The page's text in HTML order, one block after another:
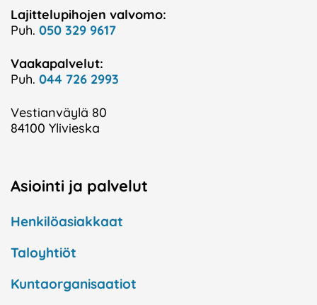
Lajittelupihojen valvomo:
Puh. 050 329 9617
Vaakapalvelut:
Puh. 044 726 2993
Vestianväylä 80
84100 Ylivieska
Asiointi ja palvelut
Henkilöasiakkaat
Taloyhtiöt
Kuntaorganisaatiot